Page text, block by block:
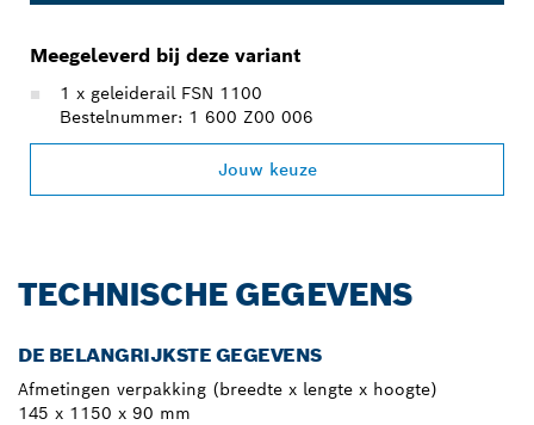
Meegeleverd bij deze variant
1 x geleiderail FSN 1100
Bestelnummer: 1 600 Z00 006
Jouw keuze
TECHNISCHE GEGEVENS
DE BELANGRIJKSTE GEGEVENS
Afmetingen verpakking (breedte x lengte x hoogte)
145 x 1150 x 90 mm